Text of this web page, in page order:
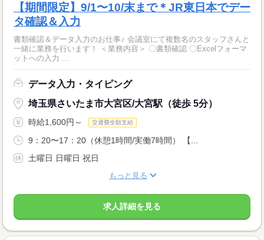
【期間限定】9/1〜10/末まで＊JR東日本でデー
タ確認＆入力
書類確認＆データ入力のお仕事♪ 会議室にて複数名のスタッフさんと
一緒に業務を行います！ ＜業務内容＞ 〇書類確認 〇Excelフォーマ
データ入力・タイピング
埼玉県さいたま市大宮区/大宮駅（徒歩 5分）
時給1,600円～ 交通費全額支給
9：20〜17：20（休憩1時間/実働7時間） 【...
土曜日 日曜日 祝日
もっと見る
求人詳細を見る